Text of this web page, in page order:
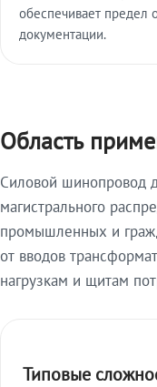
обеспечивает предел
документации.
Область
Силовой шинопровод
магистрального
промышленных и
от вводов
нагрузкам и щитам
Типовые